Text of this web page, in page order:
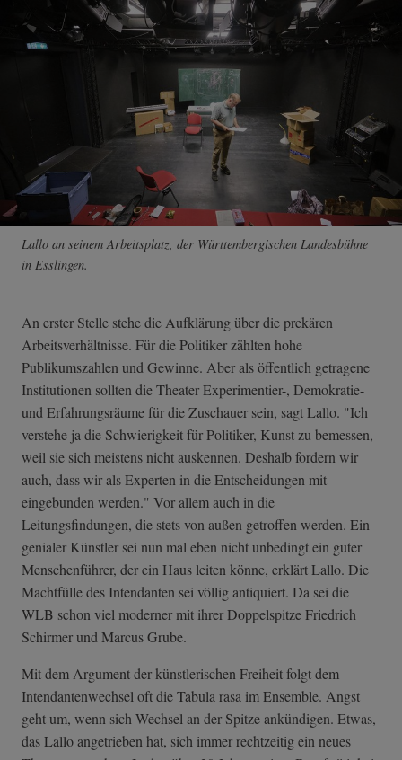
Lallo an seinem Arbeitsplatz, der Württembergischen Landesbühne
in Esslingen.
An erster Stelle stehe die Aufklärung über die prekären
Arbeitsverhältnisse. Für die Politiker zählten hohe
Publikumszahlen und Gewinne. Aber als öffentlich getragene
Institutionen sollten die Theater Experimentier-, Demokratie-
und Erfahrungsräume für die Zuschauer sein, sagt Lallo. "Ich
verstehe ja die Schwierigkeit für Politiker, Kunst zu bemessen,
weil sie sich meistens nicht auskennen. Deshalb fordern wir
auch, dass wir als Experten in die Entscheidungen mit
eingebunden werden." Vor allem auch in die
Leitungsfindungen, die stets von außen getroffen werden. Ein
genialer Künstler sei nun mal eben nicht unbedingt ein guter
Menschenführer, der ein Haus leiten könne, erklärt Lallo. Die
Machtfülle des Intendanten sei völlig antiquiert. Da sei die
WLB schon viel moderner mit ihrer Doppelspitze Friedrich
Schirmer und Marcus Grube.
Mit dem Argument der künstlerischen Freiheit folgt dem
Intendantenwechsel oft die Tabula rasa im Ensemble. Angst
geht um, wenn sich Wechsel an der Spitze ankündigen. Etwas,
das Lallo angetrieben hat, sich immer rechtzeitig ein neues